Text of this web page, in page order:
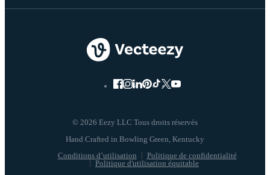
© 2026 Eezy LLC Tous droits réservés
Conditions d’utilisation
Politique de confidentialité
Politique d'utilisation équitable